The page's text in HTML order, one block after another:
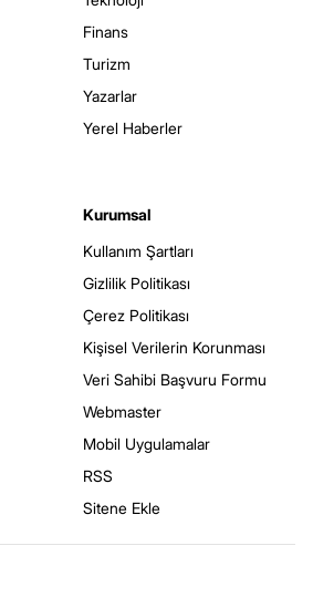
Finans
Turizm
Yazarlar
Yerel Haberler
Kurumsal
Kullanım Şartları
Gizlilik Politikası
Çerez Politikası
Kişisel Verilerin Korunması
Veri Sahibi Başvuru Formu
Webmaster
Mobil Uygulamalar
RSS
Sitene Ekle